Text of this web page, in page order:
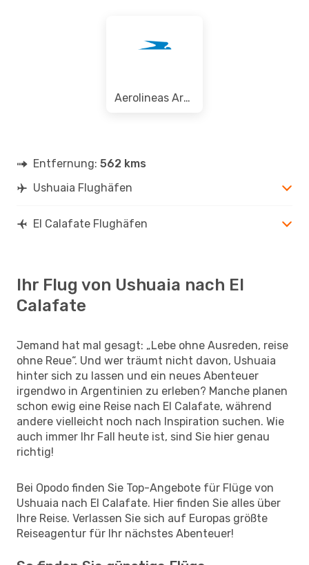
Aerolineas Argentinas
Entfernung: 562 kms
Ushuaia Flughäfen
El Calafate Flughäfen
Ihr Flug von Ushuaia nach El
Calafate
Jemand hat mal gesagt: „Lebe ohne Ausreden, reise
ohne Reue“. Und wer träumt nicht davon, Ushuaia
hinter sich zu lassen und ein neues Abenteuer
irgendwo in Argentinien zu erleben? Manche planen
schon ewig eine Reise nach El Calafate, während
andere vielleicht noch nach Inspiration suchen. Wie
auch immer Ihr Fall heute ist, sind Sie hier genau
richtig!
Bei Opodo finden Sie Top-Angebote für Flüge von
Ushuaia nach El Calafate. Hier finden Sie alles über
Ihre Reise. Verlassen Sie sich auf Europas größte
Reiseagentur für Ihr nächstes Abenteuer!